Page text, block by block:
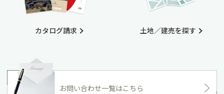
カタログ請求 土地／建売を探す
お問い合わせ一覧はこちら